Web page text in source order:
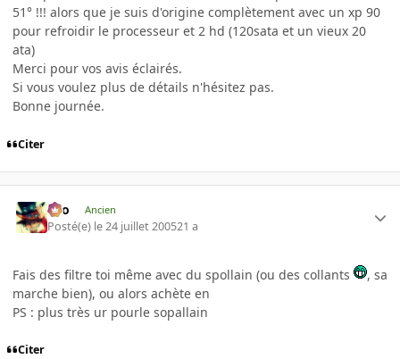
51° !!! alors que je suis d'origine complètement avec un xp 90
pour refroidir le processeur et 2 hd (120sata et un vieux 20
ata)
Merci pour vos avis éclairés.
Si vous voulez plus de détails n'hésitez pas.
Bonne journée.
Citer
eYo Ancien
Posté(e) le 24 juillet 200521 a
Fais des filtre toi même avec du spollain (ou des collants
, sa
marche bien), ou alors achète en
PS : plus très ur pourle sopallain
Citer